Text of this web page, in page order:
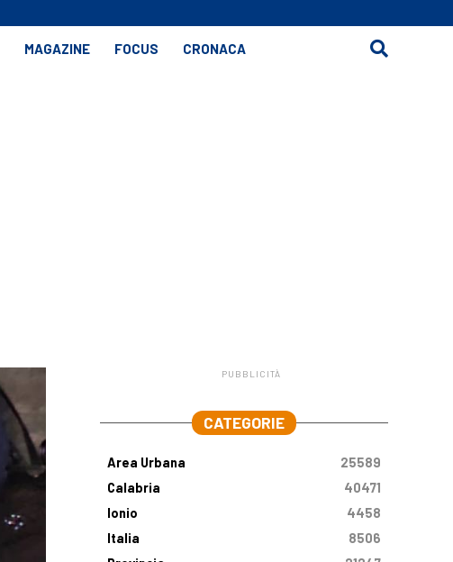
MAGAZINE FOCUS CRONACA
PUBBLICITÀ
CATEGORIE
Area Urbana
25589
Calabria
40471
Ionio
4458
Italia
8506